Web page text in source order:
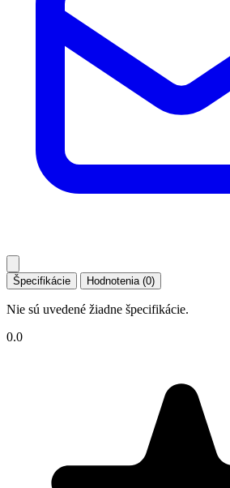
Špecifikácie Hodnotenia (0)
Nie sú uvedené žiadne špecifikácie.
0.0